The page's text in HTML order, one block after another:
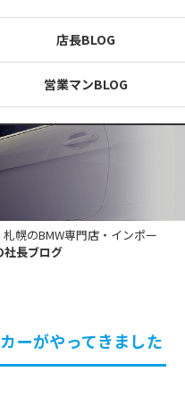
店長BLOG
営業マンBLOG
幌のBMW専門店・インポー
社長ブログ
ーがやってきました